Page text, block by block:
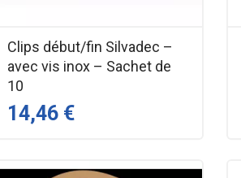
Clips début/fin Silvadec –
avec vis inox – Sachet de
10
14,46 €